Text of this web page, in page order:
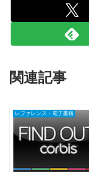
関連記事
レファレンス・電子書籍